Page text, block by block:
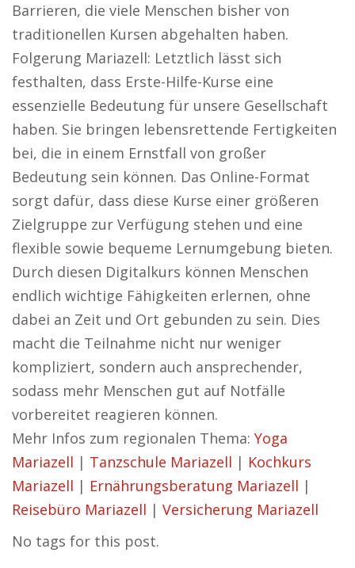
Barrieren, die viele Menschen bisher von
traditionellen Kursen abgehalten haben.
Folgerung Mariazell: Letztlich lässt sich
festhalten, dass Erste-Hilfe-Kurse eine
essenzielle Bedeutung für unsere Gesellschaft
haben. Sie bringen lebensrettende Fertigkeiten
bei, die in einem Ernstfall von großer
Bedeutung sein können. Das Online-Format
sorgt dafür, dass diese Kurse einer größeren
Zielgruppe zur Verfügung stehen und eine
flexible sowie bequeme Lernumgebung bieten.
Durch diesen Digitalkurs können Menschen
endlich wichtige Fähigkeiten erlernen, ohne
dabei an Zeit und Ort gebunden zu sein. Dies
macht die Teilnahme nicht nur weniger
kompliziert, sondern auch ansprechender,
sodass mehr Menschen gut auf Notfälle
vorbereitet reagieren können.
Mehr Infos zum regionalen Thema: Yoga
Mariazell | Tanzschule Mariazell | Kochkurs
Mariazell | Ernährungsberatung Mariazell |
Reisebüro Mariazell | Versicherung Mariazell
No tags for this post.